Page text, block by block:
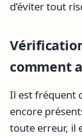
d’éviter tout
comment
Il est fréquent
encore
toute erreur, il